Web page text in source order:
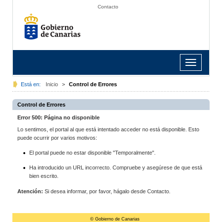
Contacto
Toggle
navigation
Está en: Inicio > Control de Errores
Control de Errores
Error 500: Página no disponible
Lo sentimos, el portal al que está intentado acceder no está disponible. Esto
puede ocurrir por varios motivos:
El portal puede no estar disponible "Temporalmente".
Ha introducido un URL incorrecto. Compruebe y asegúrese de que está
bien escrito.
Atención: Si desea informar, por favor, hágalo desde Contacto.
© Gobierno de Canarias